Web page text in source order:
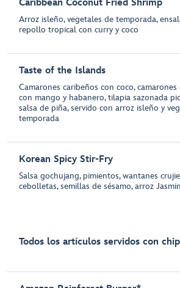
Caribbean Coconut Fried Shrimp
Arroz isleño, vegetales de temporada,
repollo tropical con curry y coco
Taste of the Islands
Camarones caribeños con coco, camarones
con mango y habanero, tilapia sazonada
salsa de piña, servido con arroz isleño y
temporada
Korean Spicy Stir-Fry
Salsa gochujang, pimientos, wantanes
cebolletas, semillas de sésamo, arroz
Todos los artículos servidos con